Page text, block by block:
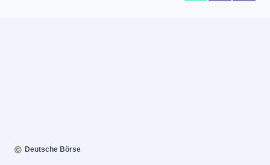
Deutsche Börse